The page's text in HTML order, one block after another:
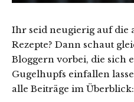
Ihr seid neugierig auf die
Rezepte? Dann schaut
Bloggern vorbei, die sich
Gugelhupfs einfallen
alle Beiträge im Überblick: